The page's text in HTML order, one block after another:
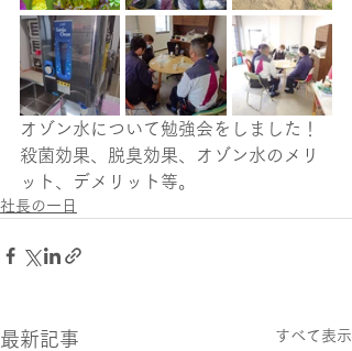
オゾン水について勉強会をしました！
殺菌効果、脱臭効果、オゾン水のメリ
ット、デメリット等。
社長の一日
最新記事 すべて表示